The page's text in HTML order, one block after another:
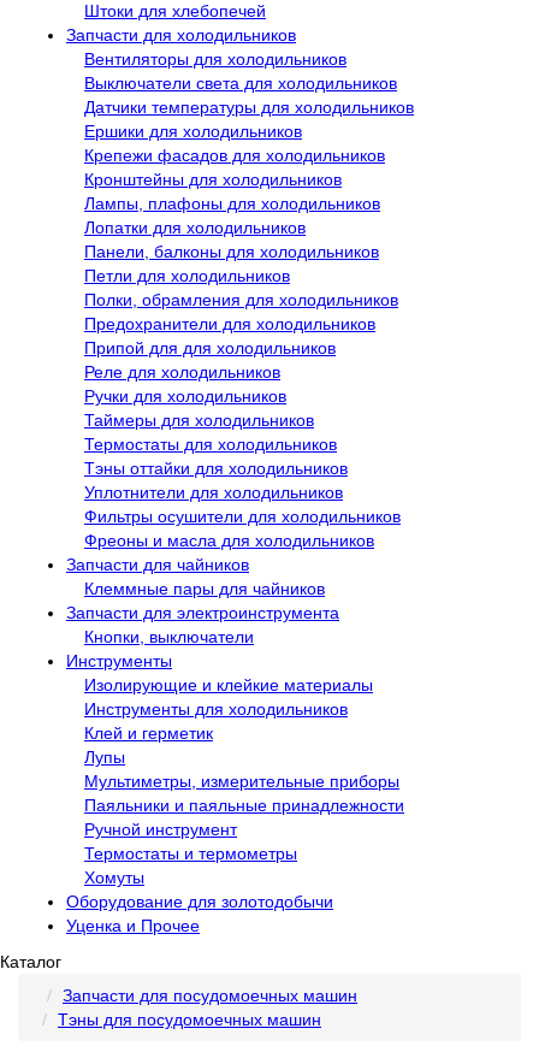
Штоки для хлебопечей
Запчасти для холодильников
Вентиляторы для холодильников
Выключатели света для холодильников
Датчики температуры для холодильников
Ершики для холодильников
Крепежи фасадов для холодильников
Кронштейны для холодильников
Лампы, плафоны для холодильников
Лопатки для холодильников
Панели, балконы для холодильников
Петли для холодильников
Полки, обрамления для холодильников
Предохранители для холодильников
Припой для для холодильников
Реле для холодильников
Ручки для холодильников
Таймеры для холодильников
Термостаты для холодильников
Тэны оттайки для холодильников
Уплотнители для холодильников
Фильтры осушители для холодильников
Фреоны и масла для холодильников
Запчасти для чайников
Клеммные пары для чайников
Запчасти для электроинструмента
Кнопки, выключатели
Инструменты
Изолирующие и клейкие материалы
Инструменты для холодильников
Клей и герметик
Лупы
Мультиметры, измерительные приборы
Паяльники и паяльные принадлежности
Ручной инструмент
Термостаты и термометры
Хомуты
Оборудование для золотодобычи
Уценка и Прочее
Каталог
Запчасти для посудомоечных машин
Тэны для посудомоечных машин